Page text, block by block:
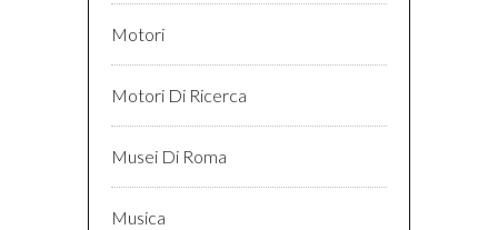
Motori
Motori Di Ricerca
Musei Di Roma
Musica